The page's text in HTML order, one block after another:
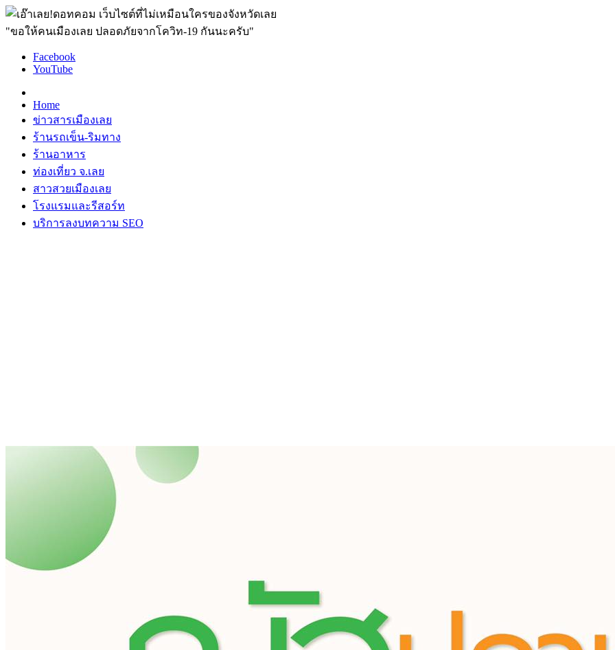
"ขอให้คนเมืองเลย ปลอดภัยจากโควิท-19 กันนะครับ"
Facebook
YouTube
Home
ข่าวสารเมืองเลย
ร้านรถเข็น-ริมทาง
ร้านอาหาร
ท่องเที่ยว จ.เลย
สาวสวยเมืองเลย
โรงแรมและรีสอร์ท
บริการลงบทความ SEO